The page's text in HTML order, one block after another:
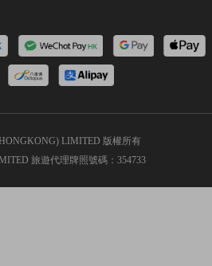
LIMITED 版權所有
旅遊代理牌照號碼：354733